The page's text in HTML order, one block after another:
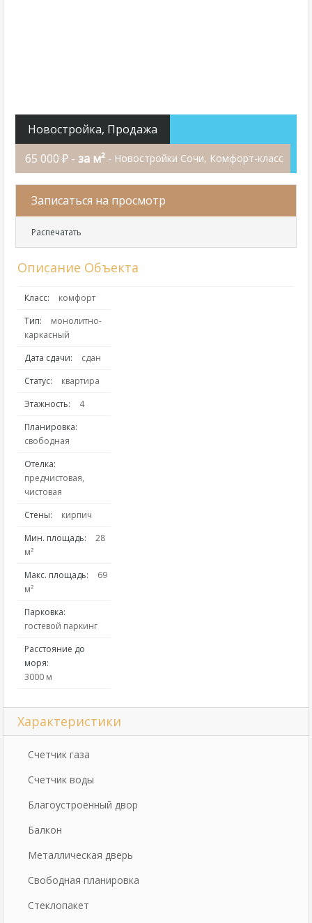
Новостройка, Продажа
65 000 ₽ - за м² - Новостройки Сочи, Комфорт-класс
Записаться на просмотр
Распечатать
Описание Объекта
Класс:
комфорт
Тип:
монолитно-
каркасный
Дата сдачи:
сдан
Статус:
квартира
Этажность:
4
Планировка:
свободная
Отелка:
предчистовая,
чистовая
Стены:
кирпич
Мин. площадь:
28
м²
Макс. площадь:
69
м²
Парковка:
гостевой паркинг
Расстояние до
моря:
3000 м
Характеристики
Счетчик газа
Счетчик воды
Благоустроенный двор
Балкон
Металлическая дверь
Свободная планировка
Стеклопакет